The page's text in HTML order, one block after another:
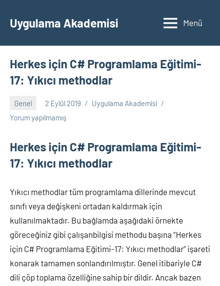
geçUygulama Akademisi Menü
Herkes için C# Programlama Eğitimi-
17: Yıkıcı methodlar
Genel 2 Eylül 2019
Uygulama Akademisi
Yorum yapılmamış
Herkes için C# Programlama Eğitimi-
17: Yıkıcı methodlar
Yıkıcı methodlar tüm programlama dillerinde mevcut
sınıfı veya değişkeni ortadan kaldırmak için
kullanılmaktadır. Bu bağlamda aşağıdaki örnekte
göreceğiniz gibi çalışanbilgisi methodu başına “Herkes
için C# Programlama Eğitimi-17: Yıkıcı methodlar” işareti
konarak tamamen sonlandırılmıştır. Genel itibariyle C#
dili çöp toplama özelliğine sahip bir dildir. Ancak bazen